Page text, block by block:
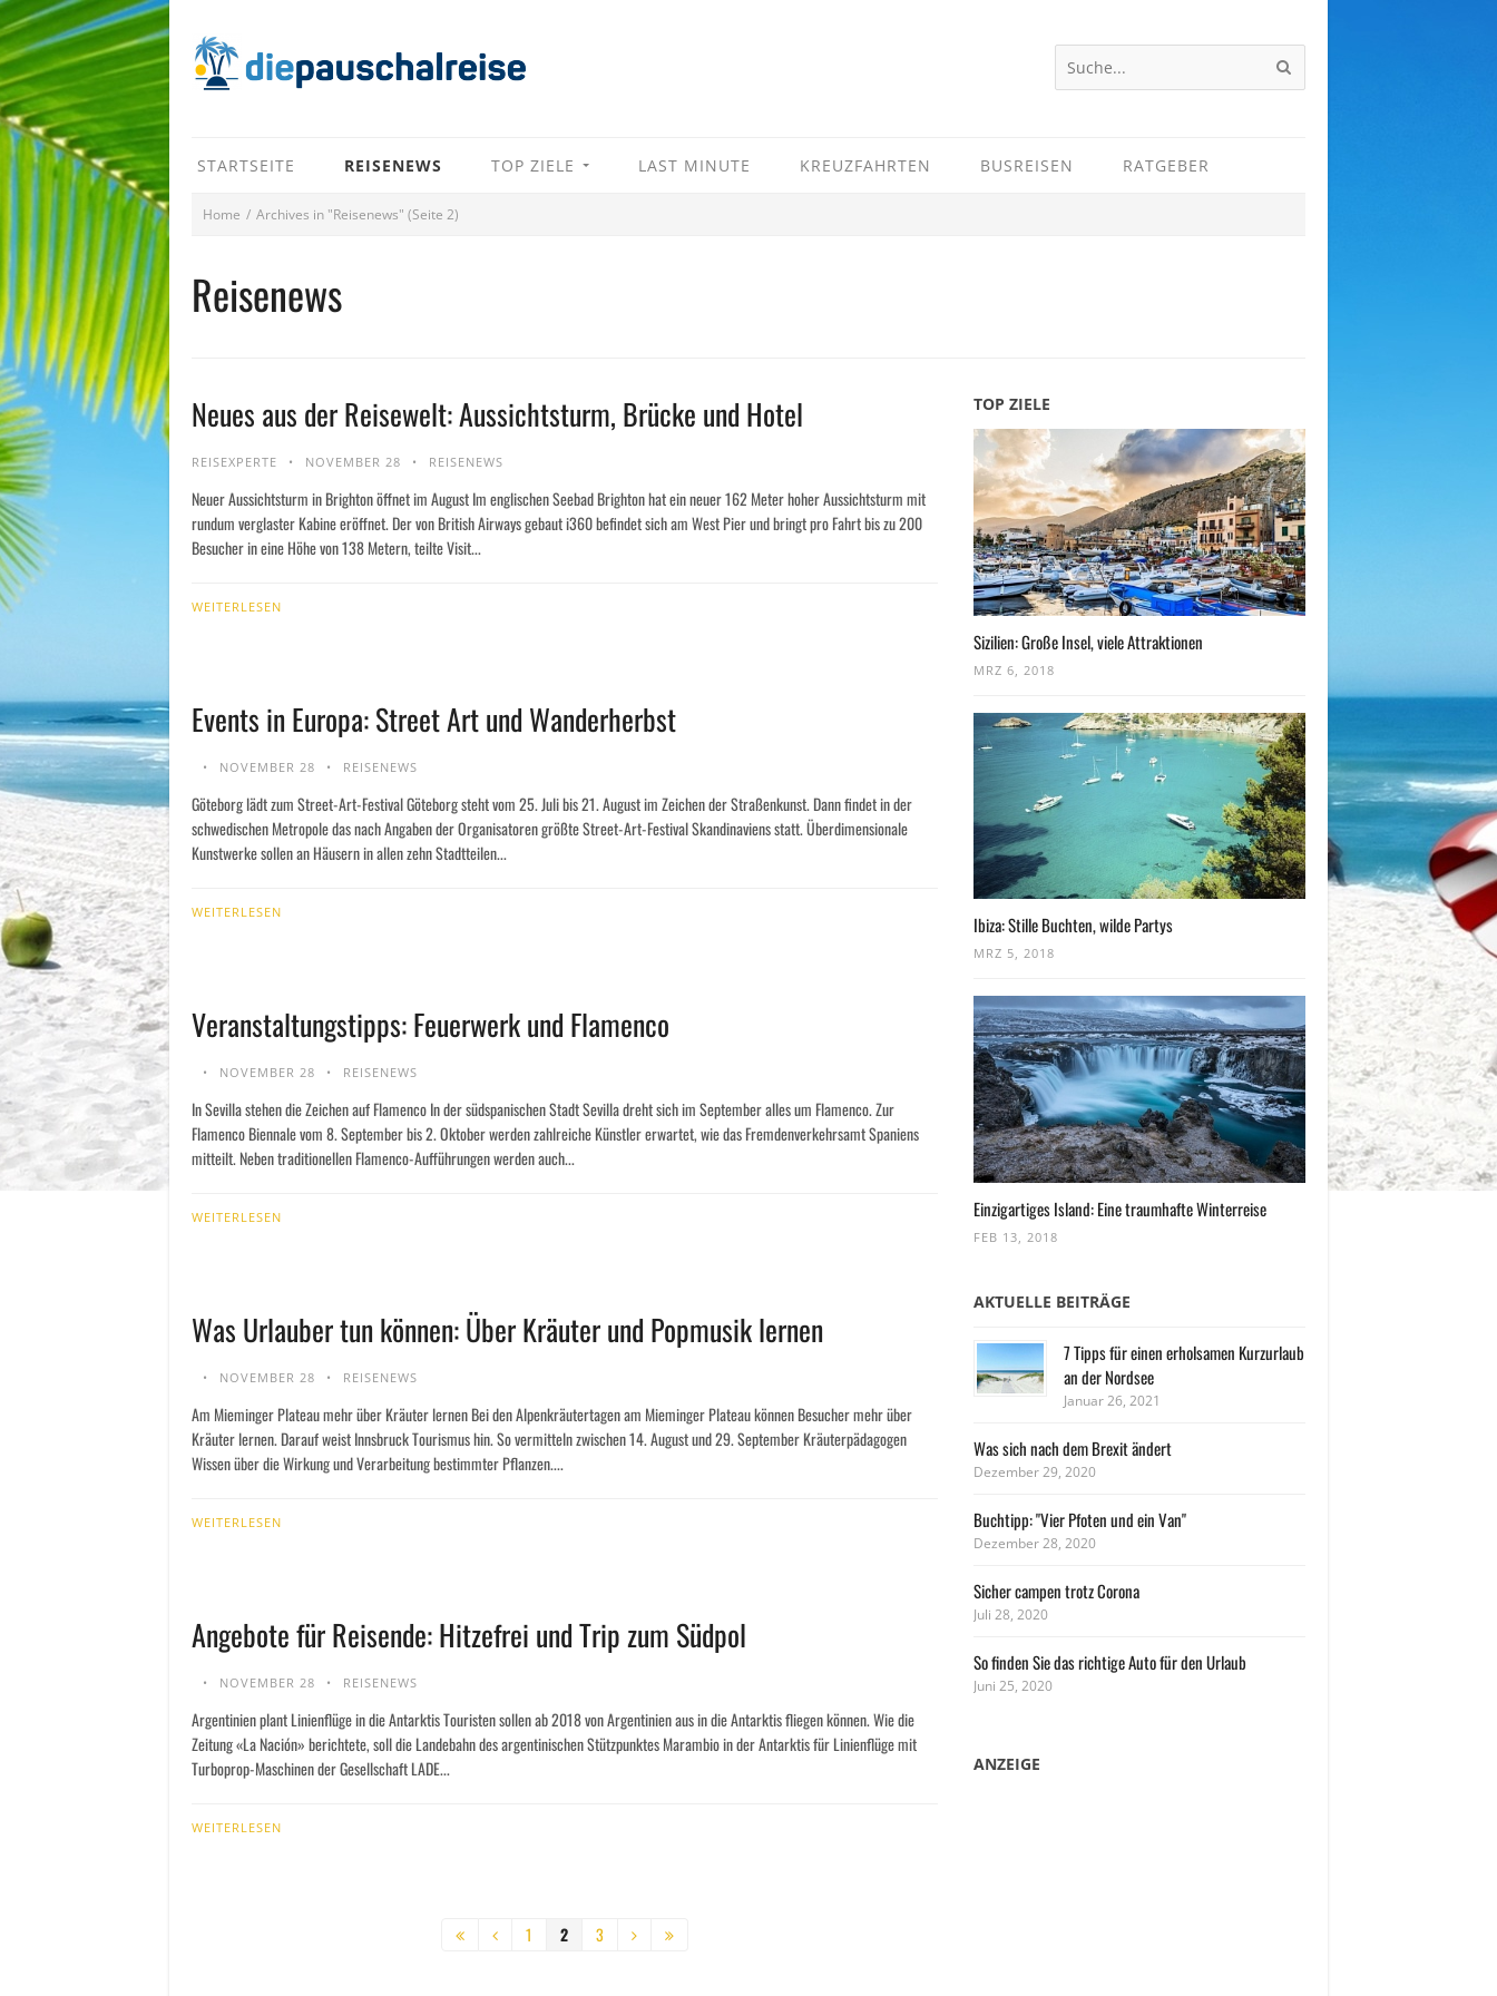
STARTSEITE REISENEWS TOP ZIELE LAST MINUTE KREUZFAHRTEN BUSREISEN RATGEBER
Home / Archives in "Reisenews" (Seite 2)
Reisenews
Neues aus der Reisewelt: Aussichtsturm, Brücke und Hotel
REISEXPERTE NOVEMBER 28 REISENEWS
Neuer Aussichtsturm in Brighton öffnet im August Im englischen Seebad Brighton hat ein neuer 162 Meter hoher Aussichtsturm mit
rundum verglaster Kabine eröffnet. Der von British Airways gebaut i360 befindet sich am West Pier und bringt pro Fahrt bis zu 200
Besucher in eine Höhe von 138 Metern, teilte Visit...
WEITERLESEN
Events in Europa: Street Art und Wanderherbst
NOVEMBER 28 REISENEWS
Göteborg lädt zum Street-Art-Festival Göteborg steht vom 25. Juli bis 21. August im Zeichen der Straßenkunst. Dann findet in der
schwedischen Metropole das nach Angaben der Organisatoren größte Street-Art-Festival Skandinaviens statt. Überdimensionale
Kunstwerke sollen an Häusern in allen zehn Stadtteilen...
WEITERLESEN
Veranstaltungstipps: Feuerwerk und Flamenco
NOVEMBER 28 REISENEWS
In Sevilla stehen die Zeichen auf Flamenco In der südspanischen Stadt Sevilla dreht sich im September alles um Flamenco. Zur
Flamenco Biennale vom 8. September bis 2. Oktober werden zahlreiche Künstler erwartet, wie das Fremdenverkehrsamt Spaniens
mitteilt. Neben traditionellen Flamenco-Aufführungen werden auch...
WEITERLESEN
Was Urlauber tun können: Über Kräuter und Popmusik lernen
NOVEMBER 28 REISENEWS
Am Mieminger Plateau mehr über Kräuter lernen Bei den Alpenkräutertagen am Mieminger Plateau können Besucher mehr über
Kräuter lernen. Darauf weist Innsbruck Tourismus hin. So vermitteln zwischen 14. August und 29. September Kräuterpädagogen
Wissen über die Wirkung und Verarbeitung bestimmter Pflanzen....
WEITERLESEN
Angebote für Reisende: Hitzefrei und Trip zum Südpol
NOVEMBER 28 REISENEWS
Argentinien plant Linienflüge in die Antarktis Touristen sollen ab 2018 von Argentinien aus in die Antarktis fliegen können. Wie die
Zeitung «La Nación» berichtete, soll die Landebahn des argentinischen Stützpunktes Marambio in der Antarktis für Linienflüge mit
Turboprop-Maschinen der Gesellschaft LADE...
WEITERLESEN
1 2 3
TOP ZIELE
Sizilien: Große Insel, viele Attraktionen
MRZ 6, 2018
Ibiza: Stille Buchten, wilde Partys
MRZ 5, 2018
Einzigartiges Island: Eine traumhafte Winterreise
FEB 13, 2018
AKTUELLE BEITRÄGE
7 Tipps für einen erholsamen Kurzurlaub
an der Nordsee
Januar 26, 2021
Was sich nach dem Brexit ändert
Dezember 29, 2020
Buchtipp: "Vier Pfoten und ein Van"
Dezember 28, 2020
Sicher campen trotz Corona
Juli 28, 2020
So finden Sie das richtige Auto für den Urlaub
Juni 25, 2020
ANZEIGE